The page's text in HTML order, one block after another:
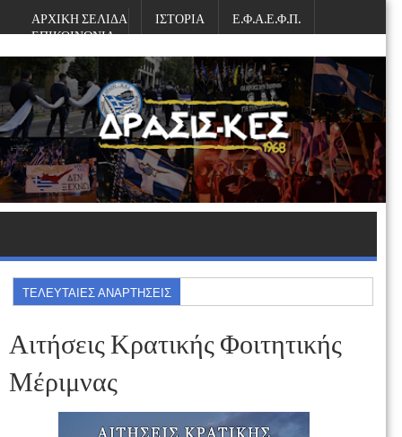
ΑΡΧΙΚΗ ΣΕΛΙΔΑ ΙΣΤΟΡΙΑ
Ε.Φ.Α.Ε.Φ.Π.
ΕΠΙΚΟΙΝΩΝΙΑ
Δευτέρα, Αυγούστου 10, 2026
ΤΕΛΕΥΤΑΙΕΣ ΑΝΑΡΤΗΣΕΙΣ
Αιτήσεις Κρατικής Φοιτητικής
Μέριμνας